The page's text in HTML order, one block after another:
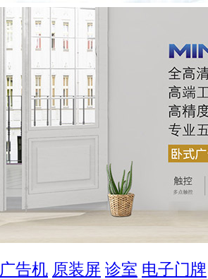
广告机 原装屏 诊室 电子门牌